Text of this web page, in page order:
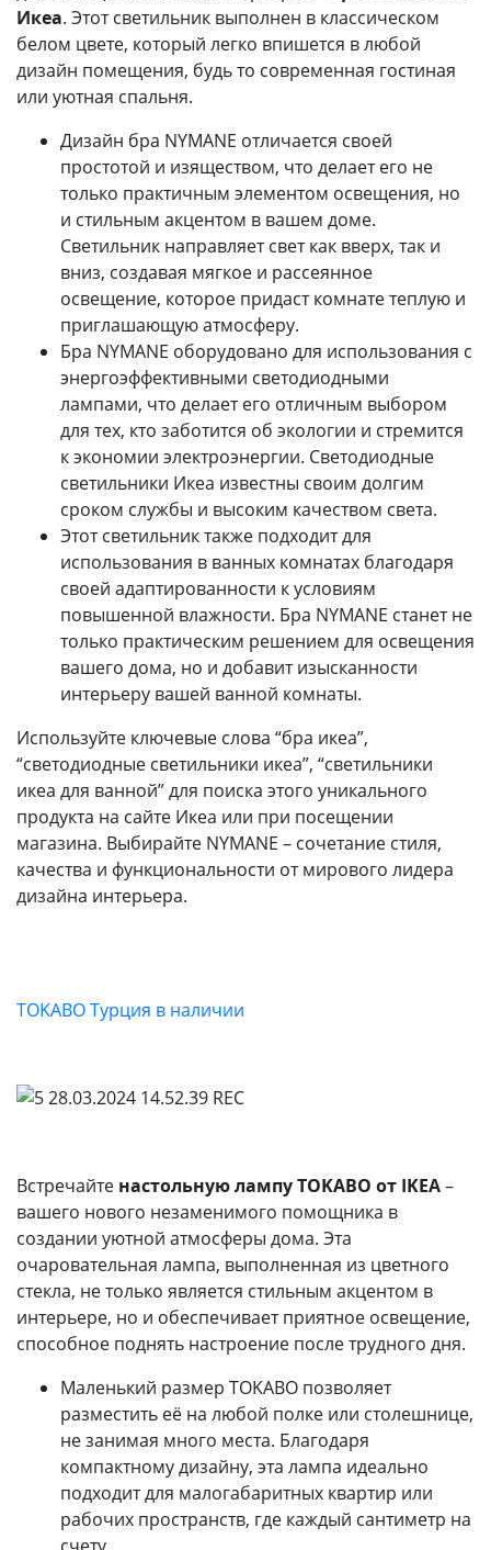
Икеа. Этот светильник выполнен в классическом
белом цвете, который легко впишется в любой
дизайн помещения, будь то современная гостиная
или уютная спальня.
Дизайн бра NYMANE отличается своей
простотой и изяществом, что делает его не
только практичным элементом освещения, но
и стильным акцентом в вашем доме.
Светильник направляет свет как вверх, так и
вниз, создавая мягкое и рассеянное
освещение, которое придаст комнате теплую и
приглашающую атмосферу.
Бра NYMANE оборудовано для использования с
энергоэффективными светодиодными
лампами, что делает его отличным выбором
для тех, кто заботится об экологии и стремится
к экономии электроэнергии. Светодиодные
светильники Икеа известны своим долгим
сроком службы и высоким качеством света.
Этот светильник также подходит для
использования в ванных комнатах благодаря
своей адаптированности к условиям
повышенной влажности. Бра NYMANE станет не
только практическим решением для освещения
вашего дома, но и добавит изысканности
интерьеру вашей ванной комнаты.
Используйте ключевые слова “бра икеа”,
“светодиодные светильники икеа”, “светильники
икеа для ванной” для поиска этого уникального
продукта на сайте Икеа или при посещении
магазина. Выбирайте NYMANE – сочетание стиля,
качества и функциональности от мирового лидера
дизайна интерьера.
TOKABO Турция в наличии
Встречайте настольную лампу TOKABO от IKEA–
вашего нового незаменимого помощника в
создании уютной атмосферы дома. Эта
очаровательная лампа, выполненная из цветного
стекла, не только является стильным акцентом в
интерьере, но и обеспечивает приятное освещение,
способное поднять настроение после трудного дня.
Маленький размер TOKABO позволяет
разместить её на любой полке или столешнице,
не занимая много места. Благодаря
компактному дизайну, эта лампа идеально
подходит для малогабаритных квартир или
рабочих пространств, где каждый сантиметр на